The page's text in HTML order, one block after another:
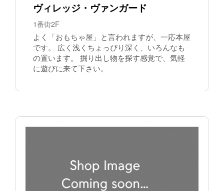
ヴィレッジ・ヴァンガード
1番街2F
よく「おもちゃ屋」と言われますが、一応本屋
です。 広く浅くちょっぴり深く、いろんなも
の置います。 掘り出し物を探す感覚で、気軽
に遊びに来て下さい。